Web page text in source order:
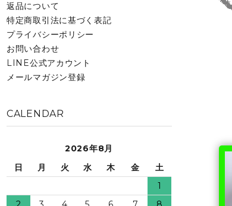
返品について
特定商取引法に基づく表記
プライバシーポリシー
お問い合わせ
LINE公式アカウント
メールマガジン登録
CALENDAR
2026年8月
日
月 火 水 木 金
土
1